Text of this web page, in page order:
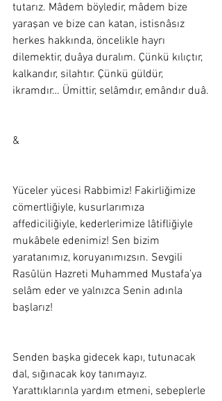
tutarız. Mâdem böyledir, mâdem bize
yaraşan ve bize can katan, istisnâsız
herkes hakkında, öncelikle hayrı
dilemektir, duâya duralım. Çünkü kılıçtır,
kalkandır, silahtır. Çünkü güldür,
ikramdır… Ümittir, selâmdır, emândır duâ.
&
Yüceler yücesi Rabbimiz! Fakirliğimize
cömertliğiyle, kusurlarımıza
affediciliğiyle, kederlerimize lâtifliğiyle
mukâbele edenimiz! Sen bizim
yaratanımız, koruyanımızsın. Sevgili
Rasûlün Hazreti Muhammed Mustafa’ya
selâm eder ve yalnızca Senin adınla
başlarız!
Senden başka gidecek kapı, tutunacak
dal, sığınacak koy tanımayız.
Yarattıklarınla yardım etmeni, sebeplerle